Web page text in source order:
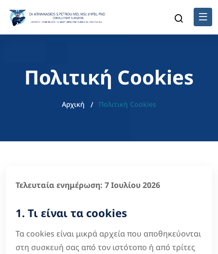
Πολιτική Cookies
Αρχική Πολιτική Cookies
Τελευταία ενημέρωση: 7 Ιουλίου 2026
1. Τι είναι τα cookies
Τα cookies είναι μικρά αρχεία που αποθηκεύονται
στη συσκευή σας από τον ιστότοπο ή από τρίτες